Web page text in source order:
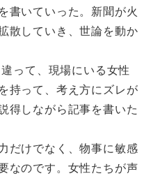
書いていった。新聞が火
散していき、世論を動か
って、現場にいる女性
持って、考え方にズレが
得しながら記事を書いた
だけでなく、物事に敏感
なのです。女性たちが声